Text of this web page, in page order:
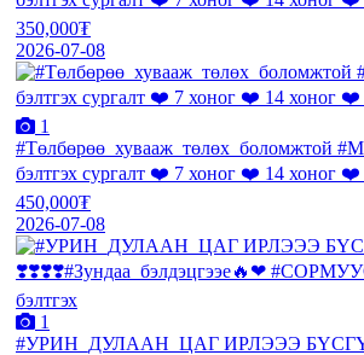
350,000₮
2026-07-08
1
#Төлбөрөө_хувааж_төлөх_боломжтой
бэлтгэх сургалт ❤️ 7 хоног ❤️ 14 хоног ❤️
450,000₮
2026-07-08
1
#УРИН_ДУЛААН_ЦАГ ИРЛЭЭЭ